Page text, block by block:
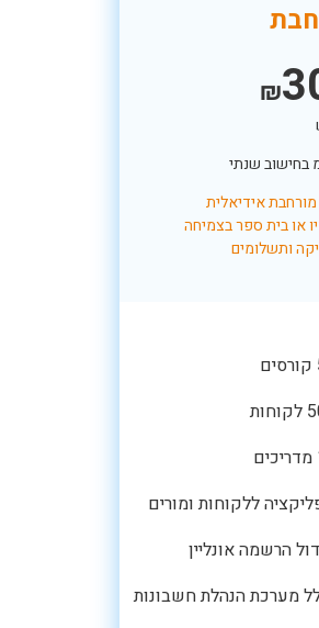
₪
בחישוב שנתי
אידיאלית
או בית ספר בצמיחה
ותשלומים
ללקוחות ומורים
הרשמה אונליין
מערכת הנהלת חשבונות